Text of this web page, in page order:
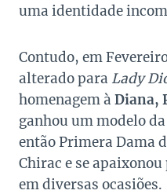
uma identidade
Contudo, em
alterado para Lady
homenagem à Diana,
ganhou um modelo
então Primera Dama
Chirac e se
em diversas ocasiões.